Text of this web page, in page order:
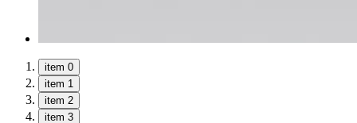
item 0
item 1
item 2
item 3